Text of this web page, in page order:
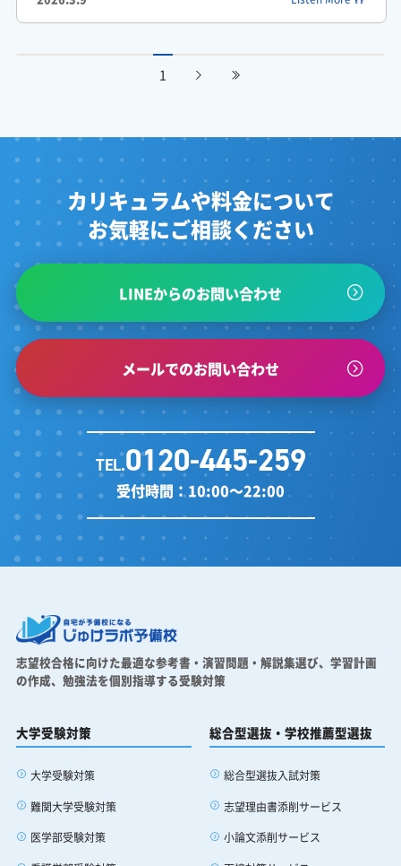
がくしん: そこで非常に合理的なのが塾ラボ予備校のアプローチ
ふみか: じゅけラボ予備校ですか。
ードマップがあって進捗に合わせて柔軟に調整してもらえるのは
最適な解決策になり得ます。
ふみか: なるほど。
ふみか: 経済的なハードルを大きく下げつつさっき言っていた合
わない計画による罪悪感をシステムとして未然に防いでいるわけ
ですね。
がくしん: その通りです。
がくしん: だからこそリスナーのあなたが今学習の壁にぶつかっ
ていたとしても絶対に自分を責める必要はないんです。
ふみか: 単なる怠惰じゃないってことですよね。
がくしん: 勉強離れの原因は計画のミスマッチや環境の不備によ
の調整さえできれば突破口は必ず見つかります。
ふみか: なんだかすごく勇気が出ますね。受験対策ラボ情報局で
はこれからも皆さんの疑問を解決していきます。
ふみか: それではまた次回お会いしましょう。
がくしん: さようなら。
ふみか: さようなら。
1
カリキュラムや料金について
お気軽にご相談ください
LINEからのお問い合わせ
メールでのお問い合わせ
TEL.0120-445-259
受付時間：10:00～22:00
志望校合格に向けた最適な参考書・演習問題・解説集選び、 学習計画
の作成、勉強法を個別指導する受験対策
大学受験対策
大学受験対策
難関大学受験対策
医学部受験対策
総合型選抜・学校推薦型選抜
総合型選抜入試対策
志望理由書添削サービス
小論文添削サービス